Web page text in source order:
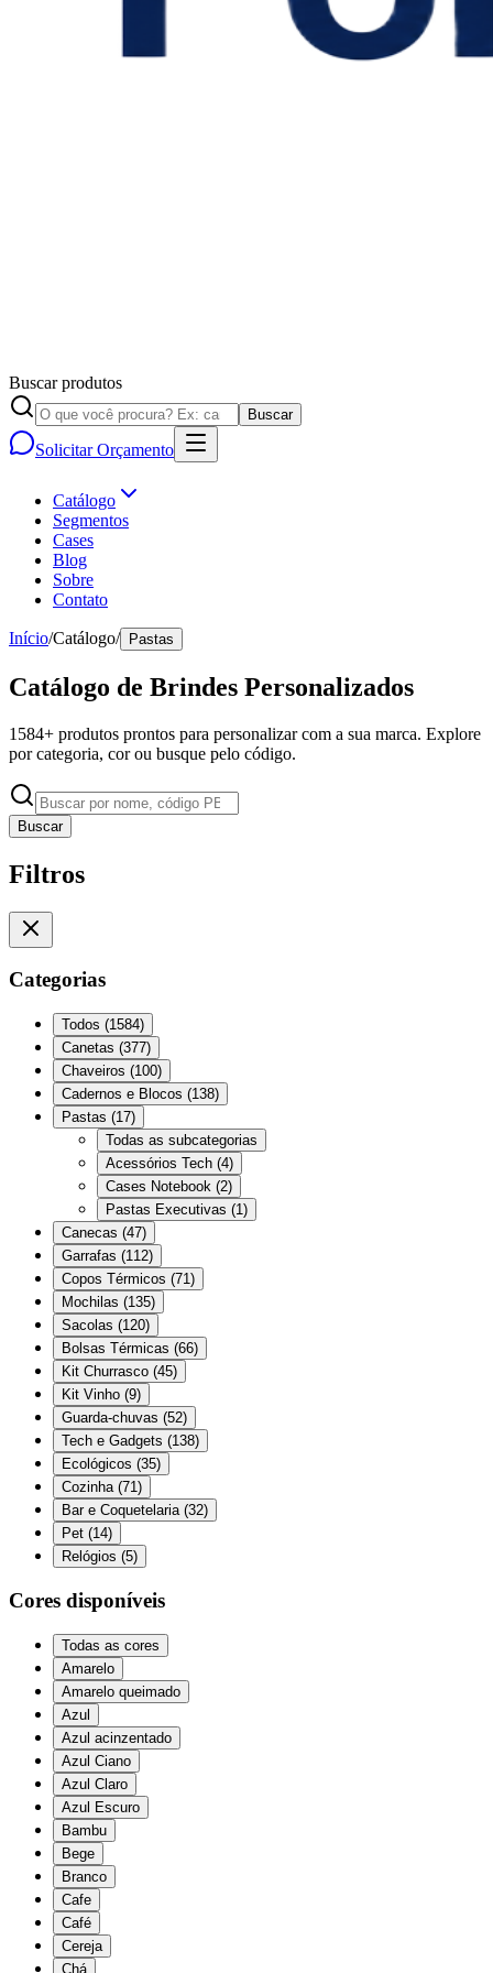
Buscar produtos
Buscar
Solicitar Orçamento
Catálogo
Segmentos
Cases
Blog
Sobre
Contato
Início/Catálogo/ Pastas
Catálogo de Brindes Personalizados
1584+ produtos prontos para personalizar com a sua marca. Explore
por categoria, cor ou busque pelo código.
Buscar
Filtros
Categorias
Todos (1584)
Canetas (377)
Chaveiros (100)
Cadernos e Blocos (138)
Pastas (17)
Todas as subcategorias
Acessórios Tech (4)
Cases Notebook (2)
Pastas Executivas (1)
Canecas (47)
Garrafas (112)
Copos Térmicos (71)
Mochilas (135)
Sacolas (120)
Bolsas Térmicas (66)
Kit Churrasco (45)
Kit Vinho (9)
Guarda-chuvas (52)
Tech e Gadgets (138)
Ecológicos (35)
Cozinha (71)
Bar e Coquetelaria (32)
Pet (14)
Relógios (5)
Cores disponíveis
Todas as cores
Amarelo
Amarelo queimado
Azul
Azul acinzentado
Azul Ciano
Azul Claro
Azul Escuro
Bambu
Bege
Branco
Cafe
Café
Cereja
Chá